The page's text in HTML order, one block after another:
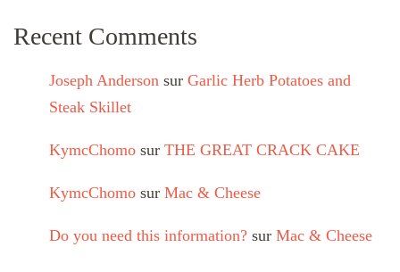
Recent Comments
Joseph Anderson sur Garlic Herb Potatoes and
Steak Skillet
KymcChomo sur THE GREAT CRACK CAKE
KymcChomo sur Mac & Cheese
Do you need this information? sur Mac & Cheese